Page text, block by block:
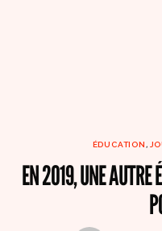
ÉDUCATION ,
EN 2019, UNE AUTRE